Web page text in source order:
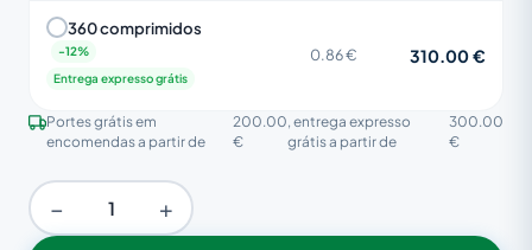
360 comprimidos
Entrega expresso grátis
0.86 € 310.00 €
Portes grátis em
encomendas a partir de
200.00
€
, entrega expresso
grátis a partir de
300.00
€
− +